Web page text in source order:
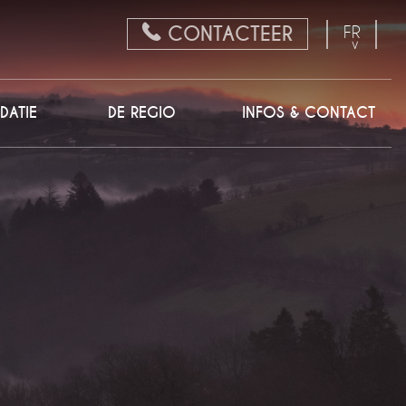
CONTACTEER
FR
NL
DE REGIO INFOS & CONTACT